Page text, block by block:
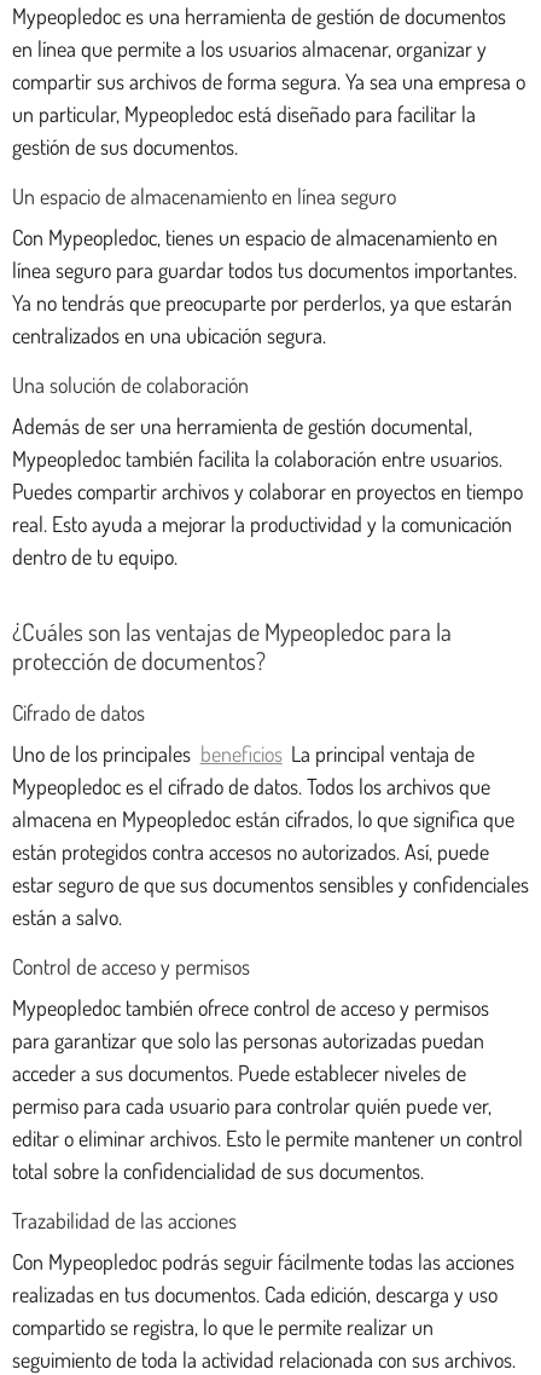
Mypeopledoc es una herramienta de gestión de documentos
en línea que permite a los usuarios almacenar, organizar y
compartir sus archivos de forma segura. Ya sea una empresa o
un particular, Mypeopledoc está diseñado para facilitar la
gestión de sus documentos.
Un espacio de almacenamiento en línea seguro
Con Mypeopledoc, tienes un espacio de almacenamiento en
línea seguro para guardar todos tus documentos importantes.
Ya no tendrás que preocuparte por perderlos, ya que estarán
centralizados en una ubicación segura.
Una solución de colaboración
Además de ser una herramienta de gestión documental,
Mypeopledoc también facilita la colaboración entre usuarios.
Puedes compartir archivos y colaborar en proyectos en tiempo
real. Esto ayuda a mejorar la productividad y la comunicación
dentro de tu equipo.
¿Cuáles son las ventajas de Mypeopledoc para la
protección de documentos?
Cifrado de datos
Uno de los principales beneficios La principal ventaja de
Mypeopledoc es el cifrado de datos. Todos los archivos que
almacena en Mypeopledoc están cifrados, lo que significa que
están protegidos contra accesos no autorizados. Así, puede
estar seguro de que sus documentos sensibles y confidenciales
están a salvo.
Control de acceso y permisos
Mypeopledoc también ofrece control de acceso y permisos
para garantizar que solo las personas autorizadas puedan
acceder a sus documentos. Puede establecer niveles de
permiso para cada usuario para controlar quién puede ver,
editar o eliminar archivos. Esto le permite mantener un control
total sobre la confidencialidad de sus documentos.
Trazabilidad de las acciones
Con Mypeopledoc podrás seguir fácilmente todas las acciones
realizadas en tus documentos. Cada edición, descarga y uso
compartido se registra, lo que le permite realizar un
seguimiento de toda la actividad relacionada con sus archivos.